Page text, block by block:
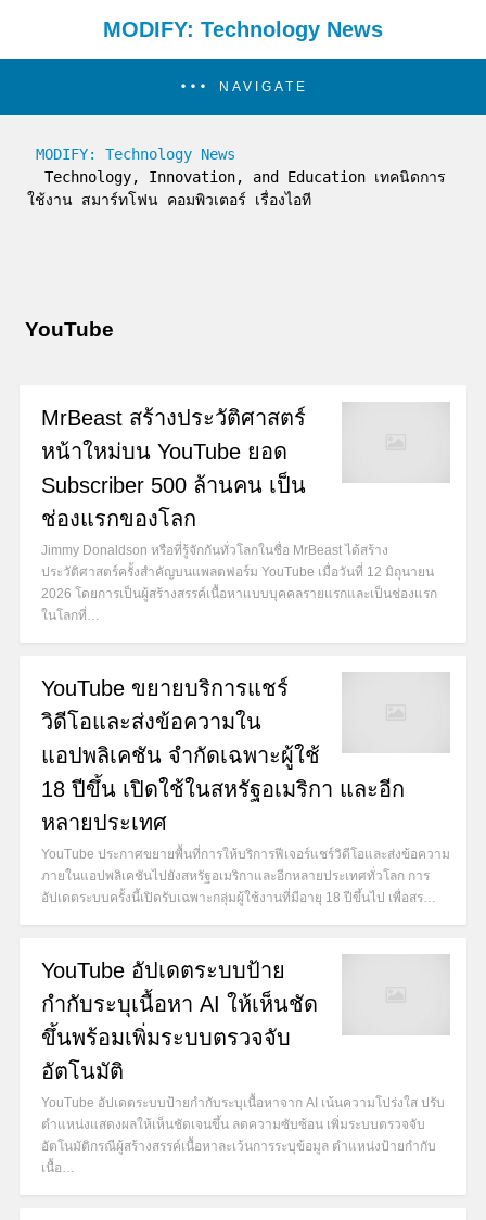
MODIFY: Technology News
NAVIGATE
MODIFY: Technology News
ใช้งาน สมาร์ทโฟน คอมพิวเตอร์ เรื่องไอที
YouTube
MrBeast สร้างประวัติศาสตร์
หน้าใหม่บน YouTube ยอด
Subscriber 500 ล้านคน เป็น
ช่องแรกของโลก
Jimmy Donaldson หรือที่รู้จักกันทั่วโลกในชื่อ MrBeast ได้สร้าง
ประวัติศาสตร์ครั้งสำคัญบนแพลตฟอร์ม YouTube เมื่อวันที่ 12 มิถุนายน
2026 โดยการเป็นผู้สร้างสรรค์เนื้อหาแบบบุคคลรายแรกและเป็นช่องแรก
ในโลกที่…
YouTube ขยายบริการแชร์
วิดีโอและส่งข้อความใน
แอปพลิเคชัน จำกัดเฉพาะผู้ใช้
18 ปีขึ้น เปิดใช้ในสหรัฐอเมริกา และอีก
หลายประเทศ
YouTube ประกาศขยายพื้นที่การให้บริการฟีเจอร์แชร์วิดีโอและส่งข้อความ
ภายในแอปพลิเคชันไปยังสหรัฐอเมริกาและอีกหลายประเทศทั่วโลก การ
อัปเดตระบบครั้งนี้เปิดรับเฉพาะกลุ่มผู้ใช้งานที่มีอายุ 18 ปีขึ้นไป เพื่อสร…
YouTube อัปเดตระบบป้าย
กำกับระบุเนื้อหา AI ให้เห็นชัด
ขึ้นพร้อมเพิ่มระบบตรวจจับ
อัตโนมัติ
YouTube อัปเดตระบบป้ายกำกับระบุเนื้อหาจาก AI เน้นความโปร่งใส ปรับ
ตำแหน่งแสดงผลให้เห็นชัดเจนขึ้น ลดความซับซ้อน เพิ่มระบบตรวจจับ
อัตโนมัติกรณีผู้สร้างสรรค์เนื้อหาละเว้นการระบุข้อมูล ตำแหน่งป้ายกำกับ
เนื้อ…